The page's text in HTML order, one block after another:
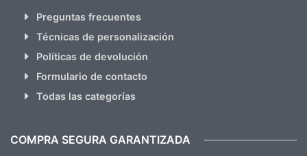
Preguntas frecuentes
Técnicas de personalización
Políticas de devolución
Formulario de contacto
Todas las categorías
COMPRA SEGURA GARANTIZADA